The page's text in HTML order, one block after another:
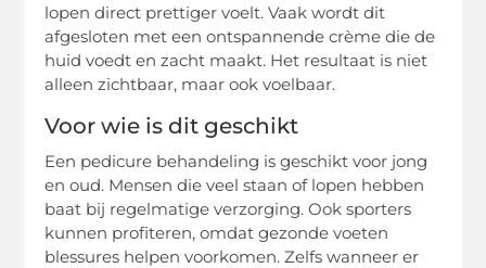
lopen direct prettiger voelt. Vaak wordt dit
afgesloten met een ontspannende crème die de
huid voedt en zacht maakt. Het resultaat is niet
alleen zichtbaar, maar ook voelbaar.
Voor wie is dit geschikt
Een pedicure behandeling is geschikt voor jong
en oud. Mensen die veel staan of lopen hebben
baat bij regelmatige verzorging. Ook sporters
kunnen profiteren, omdat gezonde voeten
blessures helpen voorkomen. Zelfs wanneer er